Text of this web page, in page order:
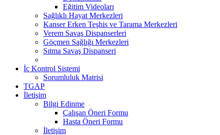
Eğitim Videoları
Sağlıklı Hayat Merkezleri
Kanser Erken Teşhis ve Tarama Merkezleri
Verem Savaş Dispanserleri
Göçmen Sağlığı Merkezleri
Sıtma Savaş Dispanseri
İç Kontrol Sistemi
Sorumluluk Matrisi
TGAP
İletişim
Bilgi Edinme
Çalışan Öneri Formu
Hasta Öneri Formu
İletişim